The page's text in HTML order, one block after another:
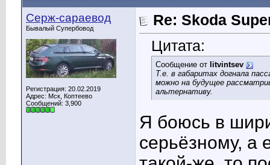
Серж-сараевод
Бывалый Супербовод
Регистрация: 20.02.2019
Адрес: Мск, Коптеево
Сообщений: 3,900
Re: Skoda
Цитата:
Сообщение от litvintsev
Т.е. в габаритах догнала
можно на будущее
альтернативу.
Я боюсь в
серьёзному, а